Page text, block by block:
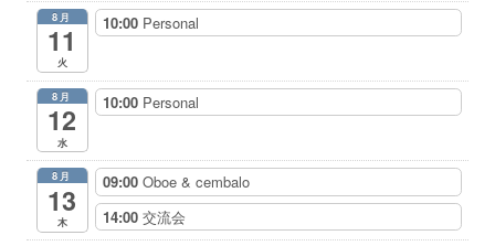
ン
ド
バ
8月
11
火
10:00 Personal
8月
12
水
10:00 Personal
8月
13
木
09:00 Oboe & cembalo
14:00 交流会